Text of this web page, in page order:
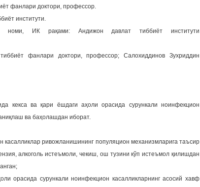
фанлари доктори, профессор.
институти.
номи, ИК рақами: Андижон давлат тиббиёт институти
фанлари доктори, профессор; Салохиддинов Зухриддин
кекса ва қари ёшдаги аҳоли орасида сурункали ноинфекцион
ва баҳолашдан иборат.
касалликлар ривожланишининг популяцион механизмларига таъсир
алкоголь истеъмоли, чекиш, ош тузини кўп истеъмол қилишдан
орасида сурункали ноинфекцион касалликларнинг асосий хавф